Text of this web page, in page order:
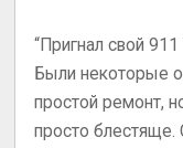
“Пригнал свой
Были некоторые
простой ремонт,
просто блестяще.